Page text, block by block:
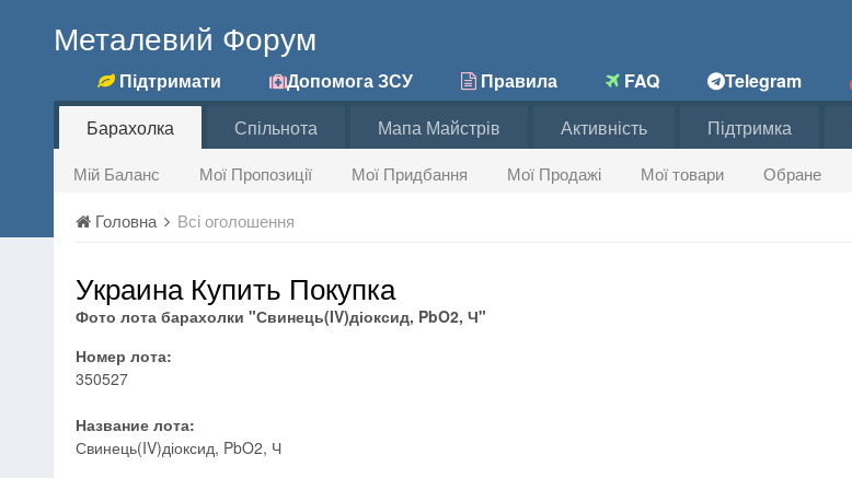
Металевий Форум
Підтримати Допомога ЗСУ Правила FAQ Telegram
Барахолка
Мій Баланс Мої Пропозиції Мої Придбання Мої Продажі Мої товари Обране
Спільнота Мапа Майстрів Активність Підтримка
Головна Всі оголошення
Украина Купить Покупка
Фото лота барахолки "Свинець(IV)діоксид, PbO2, Ч"
Номер лота:
350527
Название лота:
Свинець(IV)діоксид, PbO2, Ч